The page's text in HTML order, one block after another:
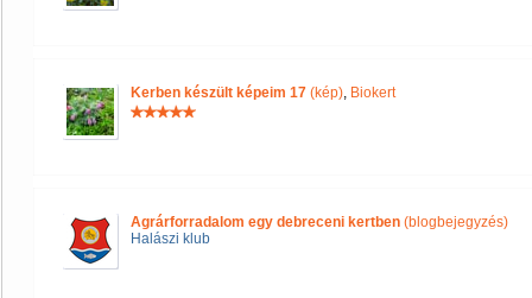
Kerben készült képeim 17 (kép), Biokert
Agrárforradalom egy debreceni kertben (blogbejegyzés)
Halászi klub